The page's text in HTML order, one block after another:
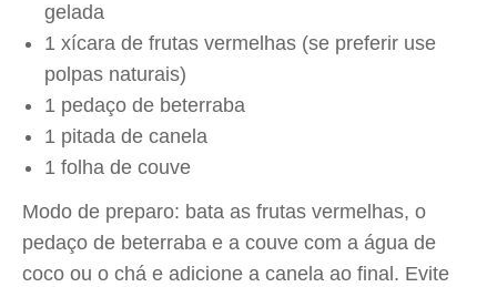
gelada
1 xícara de frutas vermelhas (se preferir use
polpas naturais)
1 pedaço de beterraba
1 pitada de canela
1 folha de couve
Modo de preparo: bata as frutas vermelhas, o
pedaço de beterraba e a couve com a água de
coco ou o chá e adicione a canela ao final. Evite